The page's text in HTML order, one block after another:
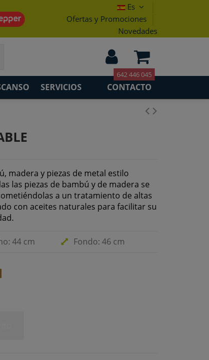
Es
Ofertas y Promociones
Novedades
SERVICIOS CONTACTO
642 446 045
madera y piezas de metal estilo
las piezas de bambú y de madera se
a un tratamiento de altas
con aceites naturales para facilitar su
44 cm Fondo: 46 cm